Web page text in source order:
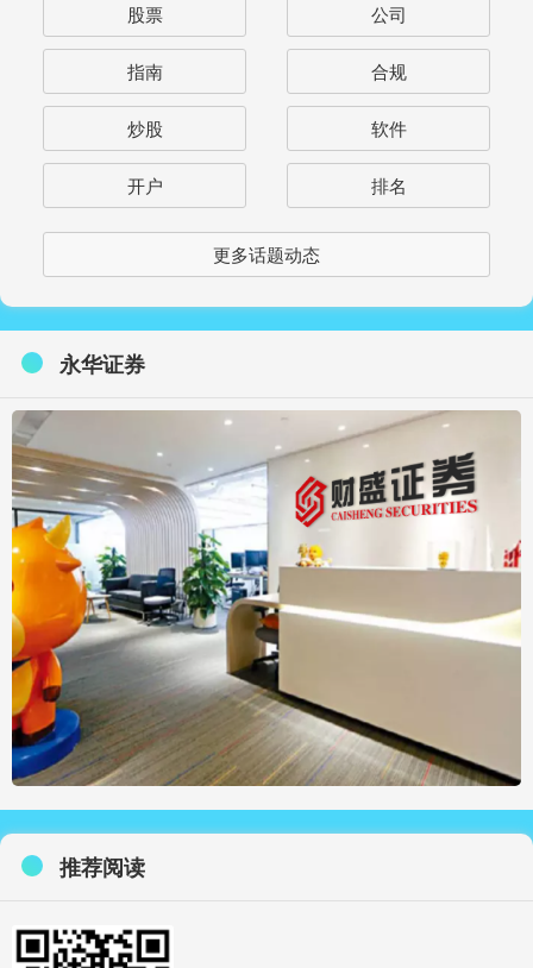
股票 公司
指南 合规
炒股 软件
开户 排名
更多话题动态
永华证券
推荐阅读